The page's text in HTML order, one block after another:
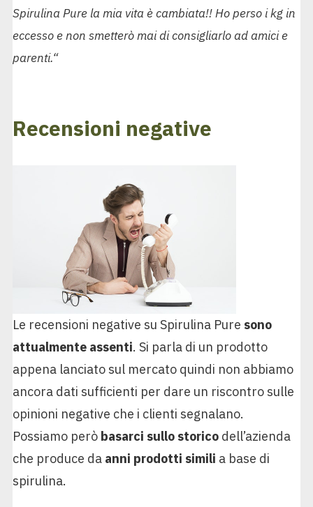
Spirulina Pure la mia vita è cambiata!! Ho perso i kg in
eccesso e non smetterò mai di consigliarlo ad amici e
parenti.“
Recensioni negative
Le recensioni negative su Spirulina Pure sono
attualmente assenti. Si parla di un prodotto
appena lanciato sul mercato quindi non abbiamo
ancora dati sufficienti per dare un riscontro sulle
opinioni negative che i clienti segnalano.
Possiamo però basarci sullo storicodell’azienda
che produce da anni prodotti simili a base di
spirulina.